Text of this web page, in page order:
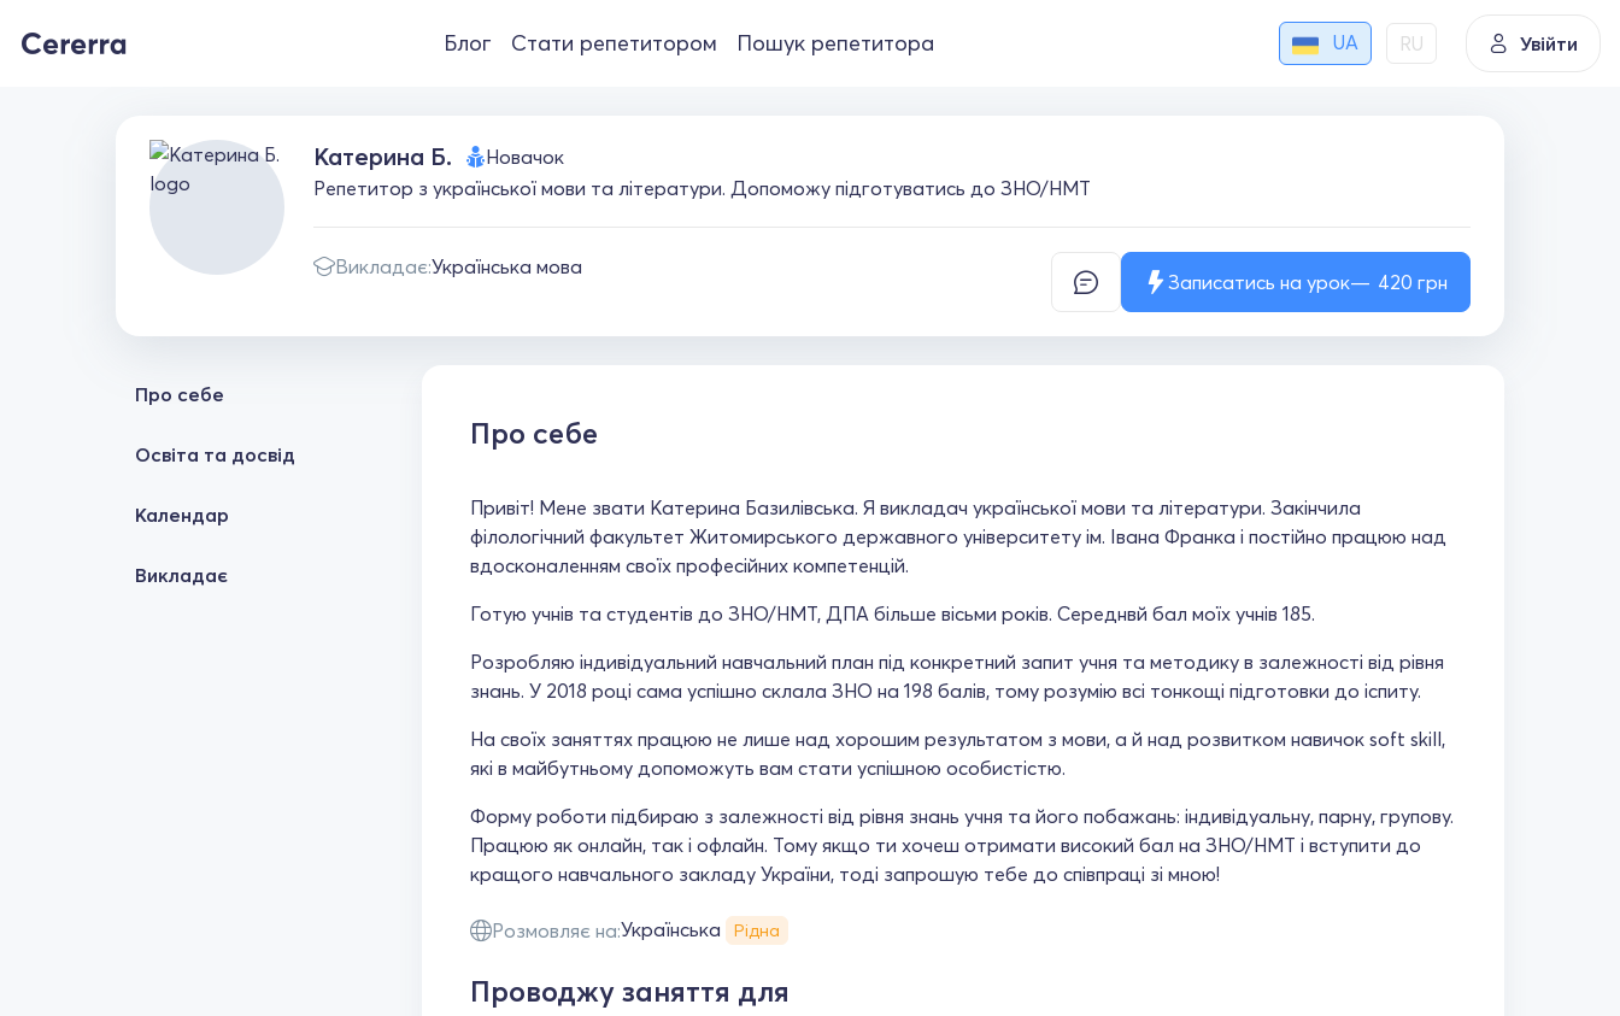
Блог Стати репетитором Пошук репетитора UA RU Увійти
Катерина Б.
Новачок
Репетитор з української мови та літератури. Допоможу підготуватись до ЗНО/НМТ
Викладає:Українська мова
Записатись на урок 420 грн
Про себе
Освіта та досвід
Календар
Викладає
Про себе
Привіт! Мене звати Катерина Базилівська. Я викладач української мови та літератури. Закінчила
філологічний факультет Житомирського державного університету ім. Івана Франка і постійно працюю над
вдосконаленням своїх професійних компетенцій.
Готую учнів та студентів до ЗНО/НМТ, ДПА більше вісьми років. Середнвй бал моїх учнів 185.
Розробляю індивідуальний навчальний план під конкретний запит учня та методику в залежності від рівня
знань. У 2018 році сама успішно склала ЗНО на 198 балів, тому розумію всі тонкощі підготовки до іспиту.
На своїх заняттях працюю не лише над хорошим результатом з мови, а й над розвитком навичок soft skill,
які в майбутньому допоможуть вам стати успішною особистістю.
Форму роботи підбираю з залежності від рівня знань учня та його побажань: індивідуальну, парну, групову.
Працюю як онлайн, так і офлайн. Тому якщо ти хочеш отримати високий бал на ЗНО/НМТ і вступити до
кращого навчального закладу України, тоді запрошую тебе до співпраці зі мною!
Розмовляє на:Українська Рідна
Проводжу заняття для